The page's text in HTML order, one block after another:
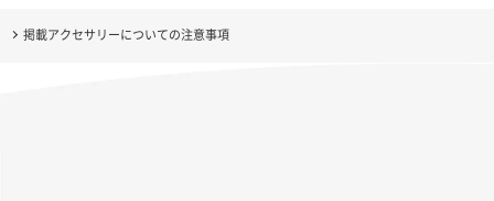
掲載アクセサリーについての注意事項